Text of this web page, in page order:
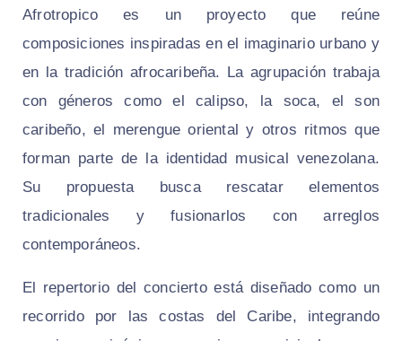
Afrotropico es un proyecto que reúne
composiciones inspiradas en el imaginario urbano y
en la tradición afrocaribeña. La agrupación trabaja
con géneros como el calipso, la soca, el son
caribeño, el merengue oriental y otros ritmos que
forman parte de la identidad musical venezolana.
Su propuesta busca rescatar elementos
tradicionales y fusionarlos con arreglos
contemporáneos.
El repertorio del concierto está diseñado como un
recorrido por las costas del Caribe, integrando